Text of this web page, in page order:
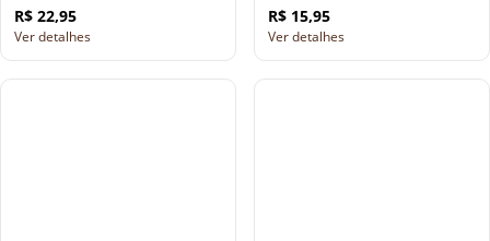
R$ 22,95
Ver detalhes
R$ 15,95
Ver detalhes